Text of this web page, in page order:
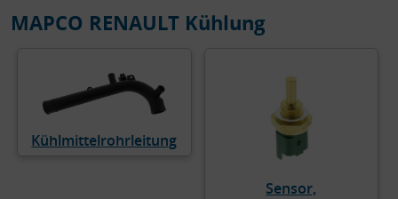
MAPCO RENAULT Kühlung
Kühlmittelrohrleitung
Sensor,